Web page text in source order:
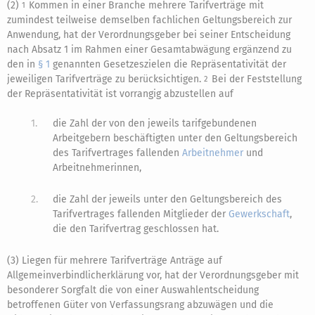
(2) 1 Kommen in einer Branche mehrere Tarifverträge mit
zumindest teilweise demselben fachlichen Geltungsbereich zur
Anwendung, hat der Verordnungsgeber bei seiner Entscheidung
nach Absatz 1 im Rahmen einer Gesamtabwägung ergänzend zu
den in § 1 genannten Gesetzeszielen die Repräsentativität der
jeweiligen Tarifverträge zu berücksichtigen. 2 Bei der Feststellung
der Repräsentativität ist vorrangig abzustellen auf
1.
die Zahl der von den jeweils tarifgebundenen
Arbeitgebern beschäftigten unter den Geltungsbereich
des Tarifvertrages fallendenArbeitnehmer und
Arbeitnehmerinnen,
2.
die Zahl der jeweils unter den Geltungsbereich des
Tarifvertrages fallenden Mitglieder derGewerkschaft,
die den Tarifvertrag geschlossen hat.
(3) Liegen für mehrere Tarifverträge Anträge auf
Allgemeinverbindlicherklärung vor, hat der Verordnungsgeber mit
besonderer Sorgfalt die von einer Auswahlentscheidung
betroffenen Güter von Verfassungsrang abzuwägen und die